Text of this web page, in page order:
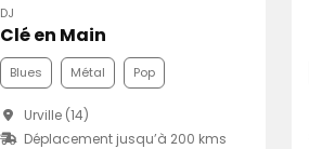
DJ
Clé en Main
Blues Métal Pop
Urville (14)
Déplacement jusqu’à 200 kms